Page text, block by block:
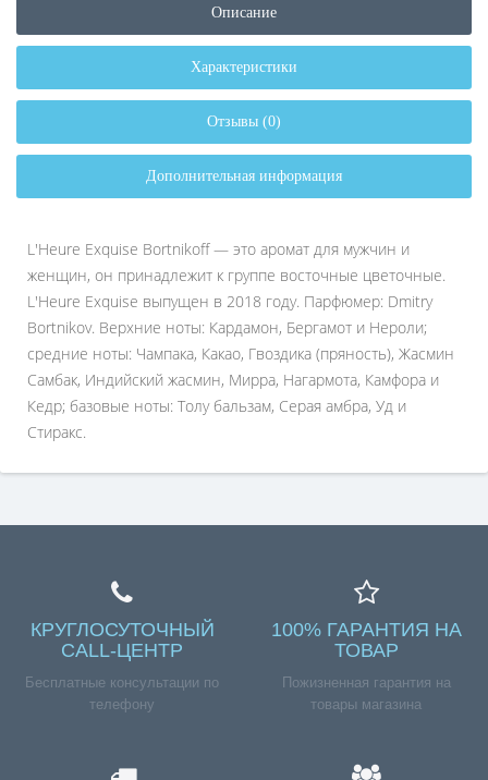
Описание
Характеристики
Отзывы (0)
Дополнительная информация
L'Heure Exquise Bortnikoff — это аромат для мужчин и
женщин, он принадлежит к группе восточные цветочные.
L'Heure Exquise выпущен в 2018 году. Парфюмер: Dmitry
Bortnikov. Верхние ноты: Кардамон, Бергамот и Нероли;
средние ноты: Чампака, Какао, Гвоздика (пряность), Жасмин
Самбак, Индийский жасмин, Мирра, Нагармота, Камфора и
Кедр; базовые ноты: Толу бальзам, Серая амбра, Уд и
Стиракс.
КРУГЛОСУТОЧНЫЙ
CALL-ЦЕНТР
Бесплатные консультации по
телефону
100% ГАРАНТИЯ НА
ТОВАР
Пожизненная гарантия на
товары магазина